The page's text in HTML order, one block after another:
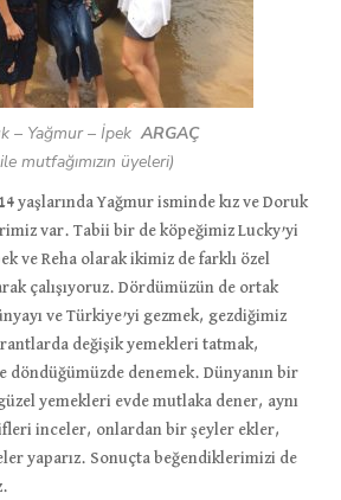
– Yağmur– İpek ARGAÇ
mutfağımızın üyeleri)
yaşlarında Yağmur isminde kız ve Doruk
var. Tabii bir de köpeğimiz Lucky’yi
ve Reha olarak ikimiz de farklı özel
çalışıyoruz. Dördümüzün de ortak
ve Türkiye’yi gezmek, gezdiğimiz
değişik yemekleri tatmak,
döndüğümüzde denemek. Dünyanın bir
yemekleri evde mutlaka dener, aynı
inceler, onlardan bir şeyler ekler,
yaparız. Sonuçta beğendiklerimizi de